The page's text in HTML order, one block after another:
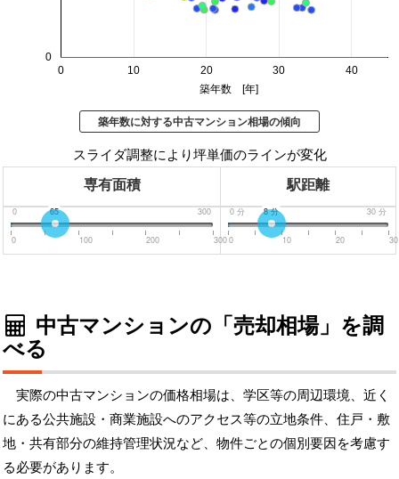
0 10 20 30 40
0
築年数 [年]
築年数に対する中古マンション相場の傾向
スライダ調整により坪単価のラインが変化
専有面積 駅距離
0 300
65
0 100 200 300
0 分 30 分
8分
0 10 20 30
中古マンションの「売却相場」を調
べる
実際の中古マンションの価格相場は、学区等の周辺環境、近く
にある公共施設・商業施設へのアクセス等の立地条件、住戸・敷
地・共有部分の維持管理状況など、物件ごとの個別要因を考慮す
る必要があります。